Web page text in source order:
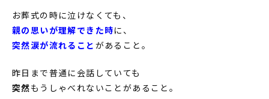
お葬式の時に泣けなくても、
親の思いが理解できた時に、
突然涙が流れること があること。
昨日まで普通に会話していても
突然もうしゃべれないことがあること。